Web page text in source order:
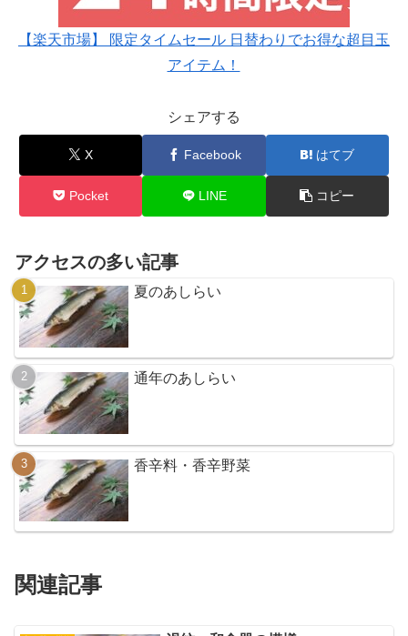
【楽天市場】 限定タイムセール 日替わりでお得な超目玉
アイテム！
シェアする
X Facebook はてブ
Pocket LINE コピー
アクセスの多い記事
夏のあしらい
通年のあしらい
香辛料・香辛野菜
関連記事